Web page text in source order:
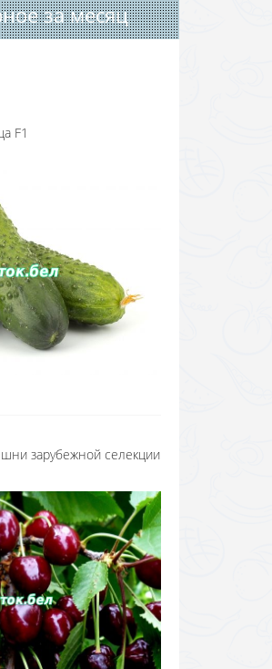
за месяц
F1
зарубежной селекции